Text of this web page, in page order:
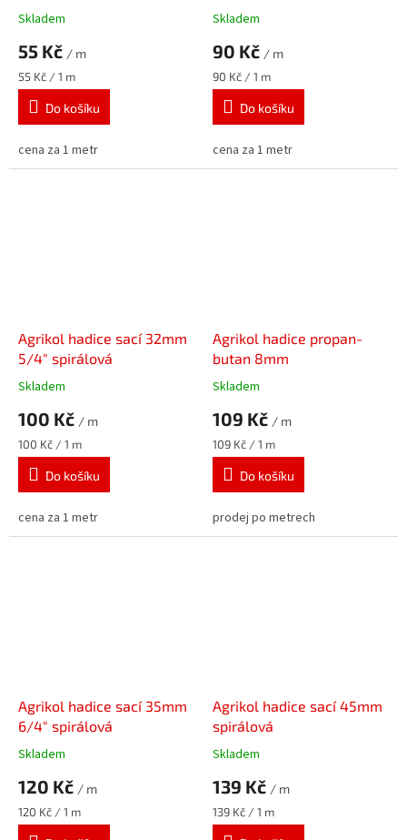
Skladem
55 Kč / m
Měrná
cena:
55 Kč / 1 m
Do košíku
cena za 1 metr
Skladem
90 Kč / m
Měrná
cena:
90 Kč / 1 m
Do košíku
cena za 1 metr
Agrikol hadice sací 32mm
5/4" spirálová
Skladem
100 Kč / m
Měrná
cena:
100 Kč / 1 m
Do košíku
cena za 1 metr
Agrikol hadice propan-
butan 8mm
Skladem
109 Kč / m
Měrná
cena:
109 Kč / 1 m
Do košíku
prodej po metrech
Agrikol hadice sací 35mm
6/4" spirálová
Skladem
120 Kč / m
Měrná
cena:
120 Kč / 1 m
Agrikol hadice sací 45mm
spirálová
Skladem
139 Kč / m
Měrná
cena:
139 Kč / 1 m